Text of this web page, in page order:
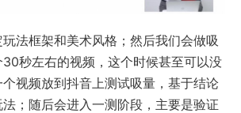
法框架和美术风格；然后我们会做吸
秒左右的视频，这个时候甚至可以没
视频放到抖音上测试吸量，基于结论
；随后会进入一测阶段，主要是验证